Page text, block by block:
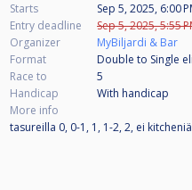
Starts
Sep 5, 2025, 6:00
Entry deadline
Sep 5, 2025, 5:55
Organizer
MyBiljardi & Bar
Format
Double to Single
Race to
5
Handicap
With handicap
More info
tasureilla 0, 0-1, 1, 1-2, 2, ei